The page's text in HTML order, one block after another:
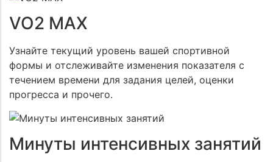
VO2 MAX
Узнайте текущий уровень вашей спортивной
формы и отслеживайте изменения показателя с
течением времени для задания целей, оценки
прогресса и прочего.
Минуты интенсивных занятий